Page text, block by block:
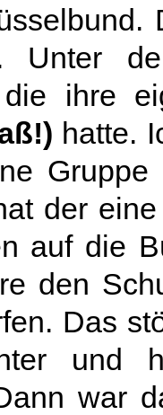
Unter
die ihre
hatte.
der
auf die
den
Das
und
war